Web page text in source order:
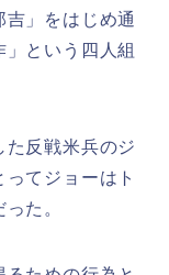
」をはじめ通
という四人組
反戦米兵のジ
てジョーはト
た。